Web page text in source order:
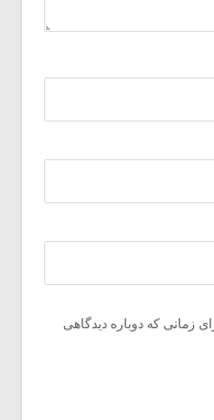
زمانی که دوباره دیدگاهی